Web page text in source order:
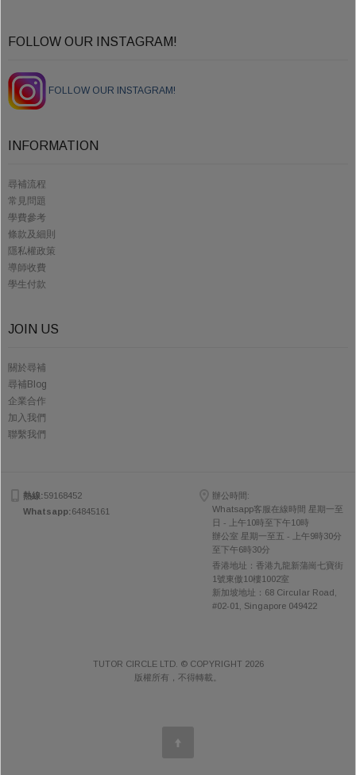
FOLLOW OUR INSTAGRAM!
FOLLOW OUR INSTAGRAM!
INFORMATION
尋補流程
常見問題
學費參考
條款及細則
隱私權政策
導師收費
學生付款
JOIN US
關於尋補
尋補Blog
企業合作
加入我們
聯繫我們
熱線:59168452
Whatsapp:64845161
辦公時間:
Whatsapp客服在線時間 星期一至
日 - 上午10時至下午10時
辦公室 星期一至五 - 上午9時30分
至下午6時30分
香港地址：香港九龍新蒲崗七寶街
1號東傲10樓1002室
新加坡地址：68 Circular Road,
#02-01, Singapore 049422
TUTOR CIRCLE LTD. © COPYRIGHT 2026
版權所有，不得轉載。